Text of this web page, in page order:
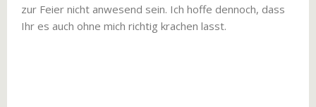
zur Feier nicht anwesend sein. Ich hoffe dennoch, dass
Ihr es auch ohne mich richtig krachen lasst.